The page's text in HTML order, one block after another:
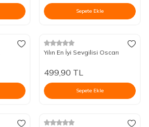
Sepete Ekle
Yılın En İyi Sevgilisi Oscarı
499,90 TL
Sepete Ekle